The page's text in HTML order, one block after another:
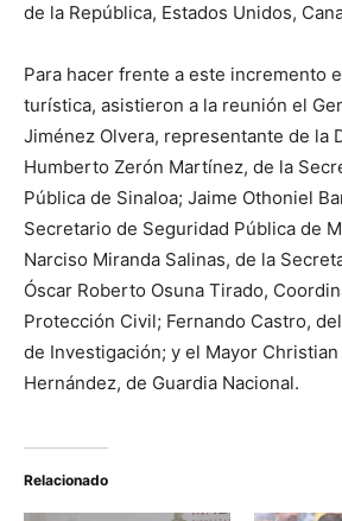
de la República, Estados Unidos,
Para hacer frente a este incremento
turística, asistieron a la reunión el
Jiménez Olvera, representante de la
Humberto Zerón Martínez, de la
Pública de Sinaloa; Jaime Othoniel
Secretario de Seguridad Pública de
Narciso Miranda Salinas, de la
Óscar Roberto Osuna Tirado,
Protección Civil; Fernando Castro,
de Investigación; y el Mayor Christian
Hernández, de Guardia Nacional.
Relacionado